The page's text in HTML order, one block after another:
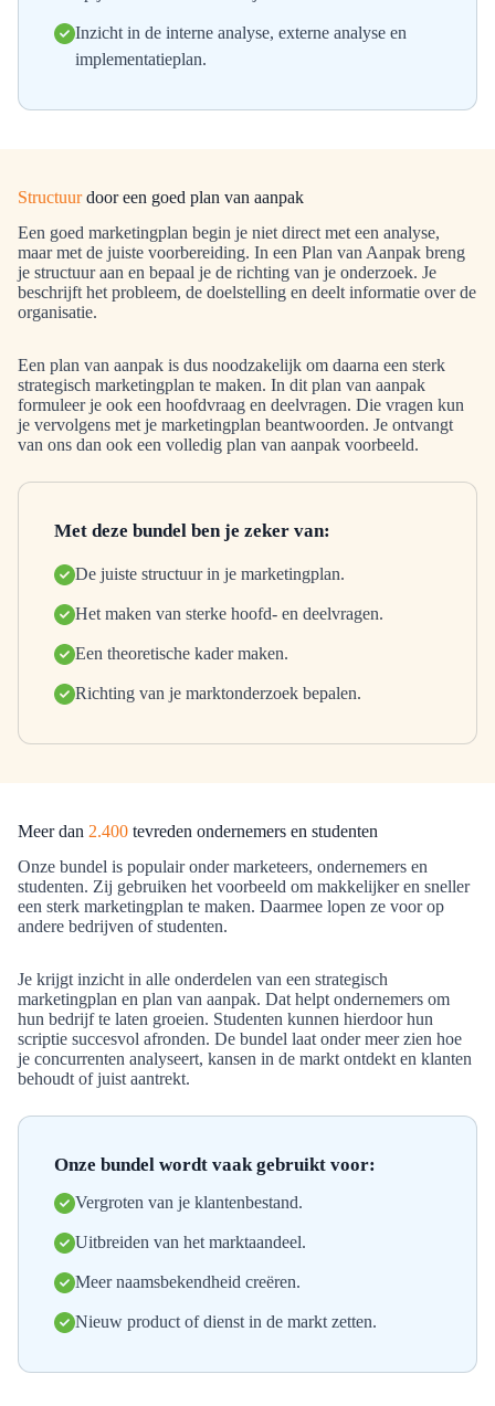
Inzicht in de interne analyse, externe analyse en
implementatieplan.
Structuurdoor een goed plan van aanpak
Een goed marketingplan begin je niet direct met een analyse,
maar met de juiste voorbereiding. In een Plan van Aanpak breng
je structuur aan en bepaal je de richting van je onderzoek. Je
beschrijft het probleem, de doelstelling en deelt informatie over de
organisatie.
Een plan van aanpak is dus noodzakelijk om daarna een sterk
strategisch marketingplan te maken. In dit plan van aanpak
formuleer je ook een hoofdvraag en deelvragen. Die vragen kun
je vervolgens met je marketingplan beantwoorden. Je ontvangt
van ons dan ook een volledig plan van aanpak voorbeeld.
Met deze bundel ben je zeker van:
De juiste structuur in je marketingplan.
Het maken van sterke hoofd- en deelvragen.
Een theoretische kader maken.
Richting van je marktonderzoek bepalen.
Onze bundel wordt vaak gebruikt voor:
Vergroten van je klantenbestand.
Uitbreiden van het marktaandeel.
Meer naamsbekendheid creëren.
Nieuw product of dienst in de markt zetten.
Meer dan 2.400 tevreden ondernemers en studenten
Onze bundel is populair onder marketeers, ondernemers en
studenten. Zij gebruiken het voorbeeld om makkelijker en sneller
een sterk marketingplan te maken. Daarmee lopen ze voor op
andere bedrijven of studenten.
Je krijgt inzicht in alle onderdelen van een strategisch
marketingplan en plan van aanpak. Dat helpt ondernemers om
hun bedrijf te laten groeien. Studenten kunnen hierdoor hun
scriptie succesvol afronden. De bundel laat onder meer zien hoe
je concurrenten analyseert, kansen in de markt ontdekt en klanten
behoudt of juist aantrekt.